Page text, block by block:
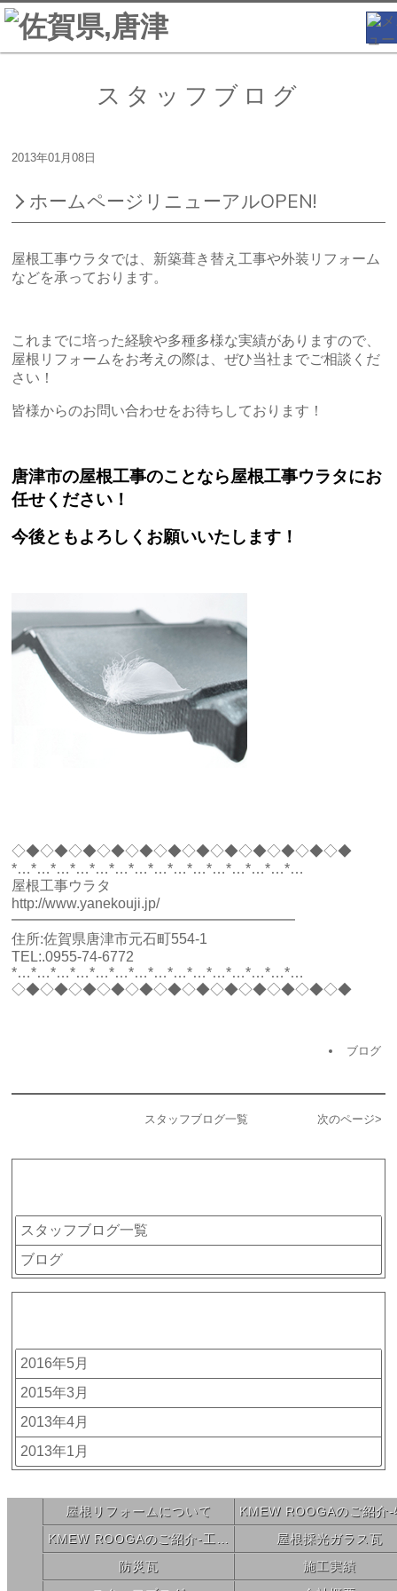
スタッフブログ
2013年01月08日
ホームページリニューアルOPEN!
屋根工事ウラタでは、新築葺き替え工事や外装リフォーム
などを承っております。
これまでに培った経験や多種多様な実績がありますので、
屋根リフォームをお考えの際は、ぜひ当社までご相談くだ
さい！
皆様からのお問い合わせをお待ちしております！
唐津市の屋根工事のことなら屋根工事ウラタにお
任せください！
今後ともよろしくお願いいたします！
◇◆◇◆◇◆◇◆◇◆◇◆◇◆◇◆◇◆◇◆◇◆◇◆
*…*…*…*…*…*…*…*…*…*…*…*…*…*…*…
屋根工事ウラタ
http://www.yanekouji.jp/
━━━━━━━━━━━━━━━━━━━━
住所:佐賀県唐津市元石町554-1
TEL:.0955-74-6772
*…*…*…*…*…*…*…*…*…*…*…*…*…*…*…
◇◆◇◆◇◆◇◆◇◆◇◆◇◆◇◆◇◆◇◆◇◆◇◆
ブログ
スタッフブログ一覧 次のページ>
スタッフブログ一覧
ブログ
2016年5月
2015年3月
2013年4月
2013年1月
屋根リフォームについて
KMEW ROOGAのご紹介-工法・メンテナンス
屋根採光ガラス瓦
防災瓦
施工実績